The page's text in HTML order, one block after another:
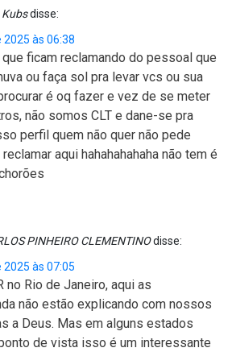
disse:
às 06:38
ficam reclamando do pessoal que
ou faça sol pra levar vcs ou sua
é oq fazer e vez de se meter
não somos CLT e dane-se pra
perfil quem não quer não pede
aqui hahahahahaha não tem é
PINHEIRO CLEMENTINOdisse:
às 07:05
no Rio de Janeiro, aqui as
não estão explicando com nossos
a Deus. Mas em alguns estados
de vista isso é um interessante